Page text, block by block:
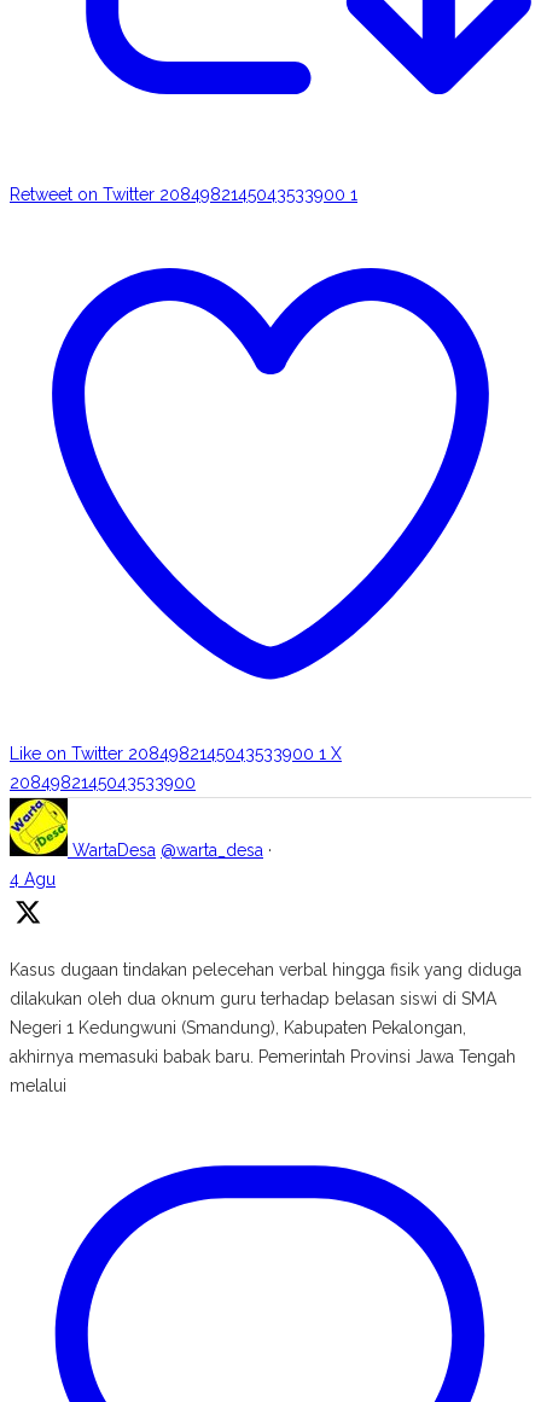
Retweet on Twitter 2084982145043533900 1
Like on Twitter 2084982145043533900 1 X
2084982145043533900
WartaDesa @warta_desa ·
4 Agu
Kasus dugaan tindakan pelecehan verbal hingga fisik yang diduga
dilakukan oleh dua oknum guru terhadap belasan siswi di SMA
Negeri 1 Kedungwuni (Smandung), Kabupaten Pekalongan,
akhirnya memasuki babak baru. Pemerintah Provinsi Jawa Tengah
melalui